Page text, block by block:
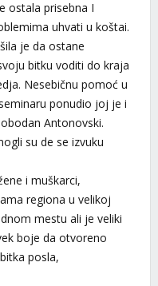
ostala prisebna I
uhvati u koštai.
je da ostane
bitku voditi do kraja
Nesebičnu pomoć u
ponudio joj je i
Antonovski.
su de se izvuku
i muškarci,
regiona u velikoj
mestu ali je veliki
boje da otvoreno
posla,